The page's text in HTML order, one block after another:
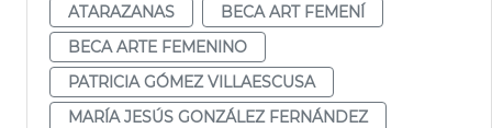
ATARAZANAS
BECA ART FEMENÍ
BECA ARTE FEMENINO
PATRICIA GÓMEZ VILLAESCUSA
MARÍA JESÚS GONZÁLEZ FERNÁNDEZ